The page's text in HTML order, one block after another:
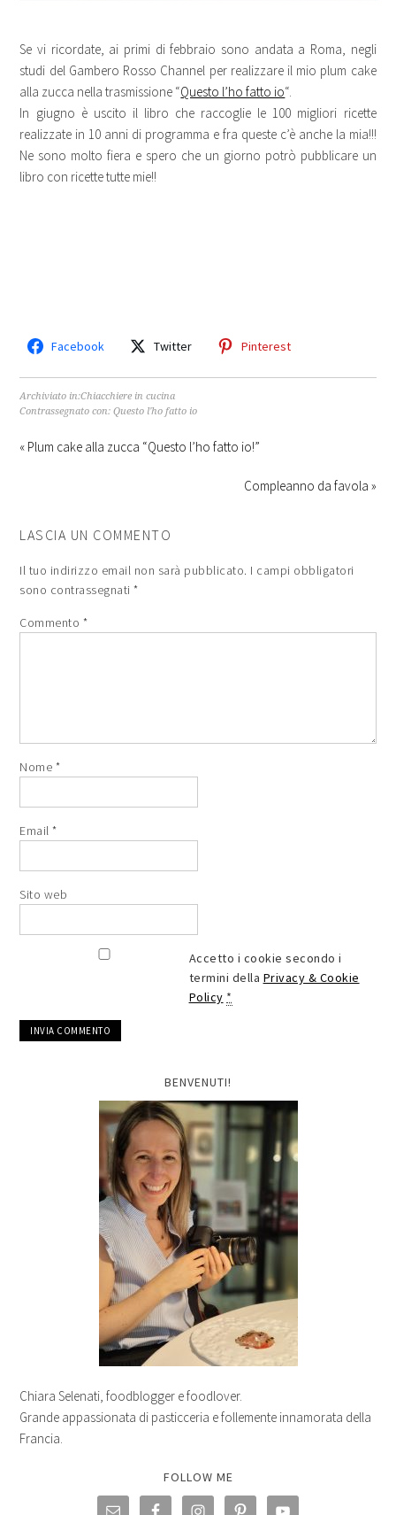
Se vi ricordate, ai primi di febbraio sono andata a Roma, negli
studi del Gambero Rosso Channel per realizzare il mio plum cake
alla zucca nella trasmissione “Questo l’ho fatto io“.
In giugno è uscito il libro che raccoglie le 100 migliori ricette
realizzate in 10 anni di programma e fra queste c’è anche la mia!!!
Ne sono molto fiera e spero che un giorno potrò pubblicare un
libro con ricette tutte mie!!
Facebook Twitter Pinterest
Archiviato in:Chiacchiere in cucina
Contrassegnato con:Questo l'ho fatto io
« Plum cake alla zucca “Questo l’ho fatto io!”
Compleanno da favola »
LASCIA UN COMMENTO
Il tuo indirizzo email non sarà pubblicato. I campi obbligatori
sono contrassegnati*
Commento *
Nome *
Email*
Sito web
Accetto i cookie secondo i
termini della Privacy & Cookie
Policy *
BENVENUTI!
Chiara Selenati, foodblogger e foodlover.
Grande appassionata di pasticceria e follemente innamorata della
Francia.
FOLLOW ME